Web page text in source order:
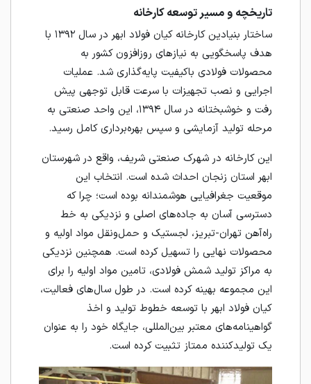
تاریخچه و مسیر توسعه کارخانه
ساختار بنیادین کارخانه کیان فولاد ابهر در سال ۱۳۹۲ با
هدف پاسخگویی به نیازهای روزافزون کشور به
محصولات فولادی باکیفیت پایه‌گذاری شد. عملیات
اجرایی و نصب تجهیزات با سرعت قابل توجهی پیش
رفت و خوشبختانه در سال ۱۳۹۴، این واحد صنعتی به
مرحله تولید آزمایشی و سپس بهره‌برداری کامل رسید.
این کارخانه در شهرک صنعتی شریف، واقع در شهرستان
ابهر استان زنجان احداث شده است. انتخاب این
موقعیت جغرافیایی هوشمندانه بوده است؛ چرا که
دسترسی آسان به جاده‌های اصلی و نزدیکی به خط
راه‌آهن تهران-تبریز، لجستیک و حمل‌ونقل مواد اولیه و
محصولات نهایی را تسهیل کرده است. همچنین نزدیکی
به مراکز تولید شمش فولادی، تامین مواد اولیه را برای
این مجموعه بهینه کرده است. در طول سال‌های فعالیت،
کیان فولاد ابهر با توسعه خطوط تولید و اخذ
گواهینامه‌های معتبر بین‌المللی، جایگاه خود را به عنوان
یک تولیدکننده ممتاز تثبیت کرده است.